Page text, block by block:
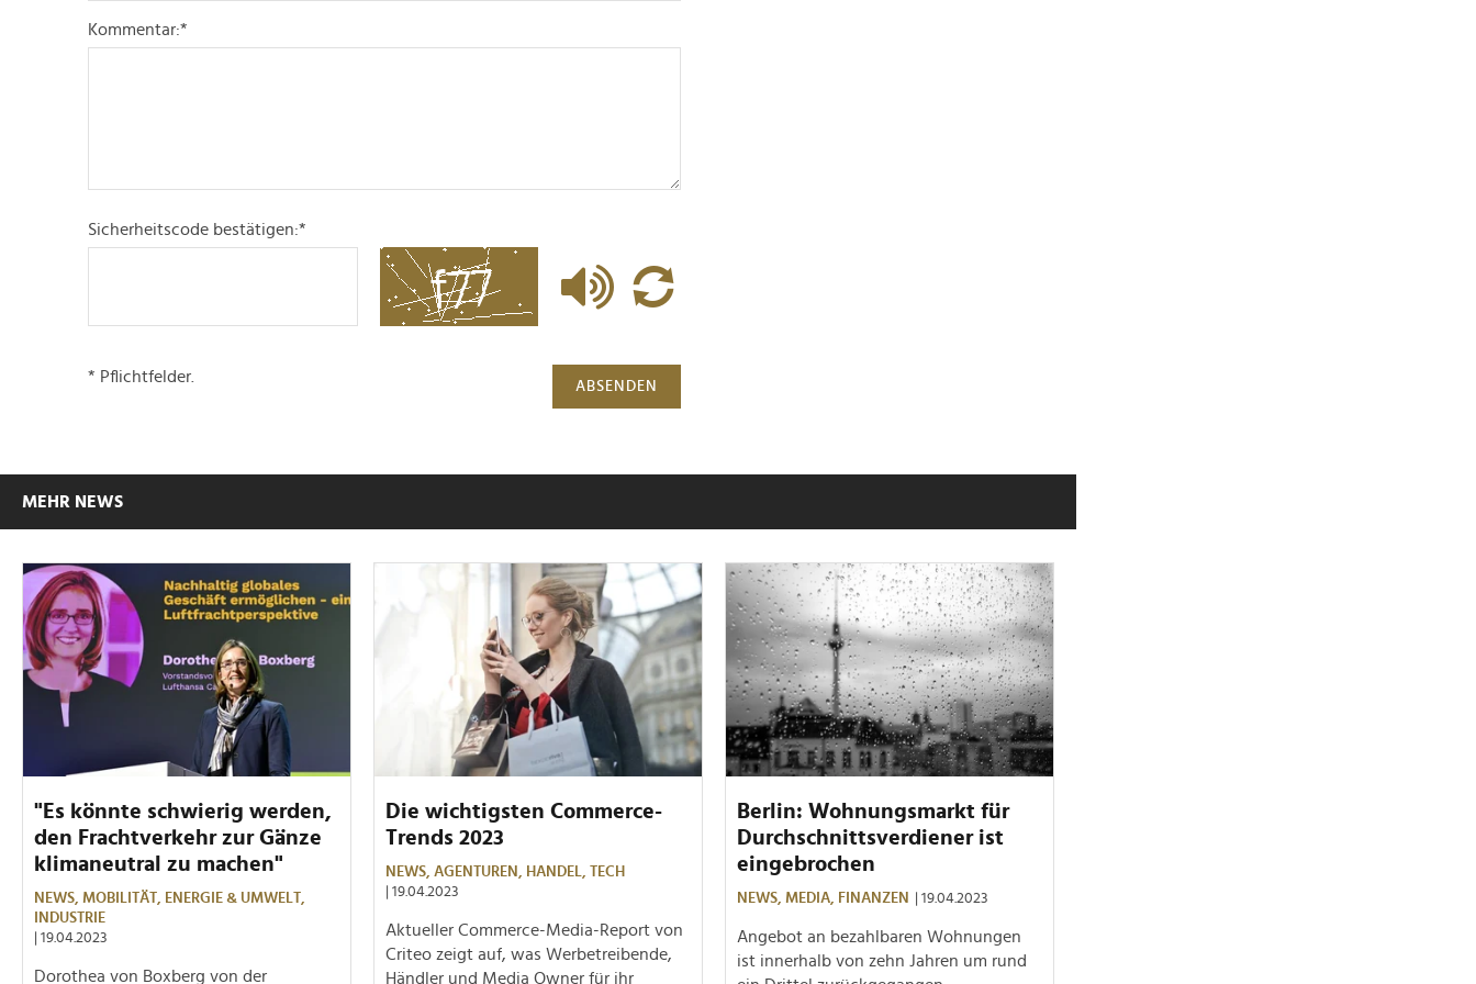
Kommentar:*
Sicherheitscode bestätigen:*
ABSENDEN
* Pflichtfelder.
MEHR NEWS
"Es könnte schwierig werden,
den Frachtverkehr zur Gänze
klimaneutral zu machen"
NEWS, MOBILITÄT,
ENERGIE & UMWELT,
INDUSTRIE
| 19.04.2023
Dorothea von Boxberg von der
Die wichtigsten Commerce-
Trends 2023
NEWS, AGENTUREN, HANDEL, TECH
| 19.04.2023
Aktueller Commerce-Media-Report von
Criteo zeigt auf, was Werbetreibende,
Händler und Media Owner für ihr
Berlin: Wohnungsmarkt für
Durchschnittsverdiener ist
eingebrochen
NEWS, MEDIA, FINANZEN | 19.04.2023
Angebot an bezahlbaren Wohnungen
ist innerhalb von zehn Jahren um rund